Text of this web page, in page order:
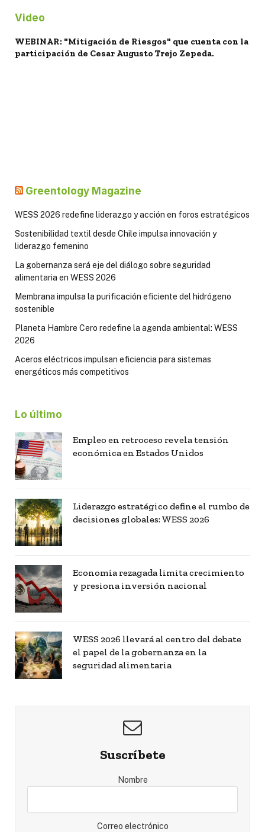
Video
WEBINAR: "Mitigación de Riesgos" que cuenta con la
participación de Cesar Augusto Trejo Zepeda.
Greentology Magazine
WESS 2026 redefine liderazgo y acción en foros estratégicos
Sostenibilidad textil desde Chile impulsa innovación y
liderazgo femenino
La gobernanza será eje del diálogo sobre seguridad
alimentaria en WESS 2026
Membrana impulsa la purificación eficiente del hidrógeno
sostenible
Planeta Hambre Cero redefine la agenda ambiental: WESS
2026
Aceros eléctricos impulsan eficiencia para sistemas
energéticos más competitivos
Lo último
Empleo en retroceso revela tensión
económica en Estados Unidos
Liderazgo estratégico define el rumbo de
decisiones globales: WESS 2026
Economía rezagada limita crecimiento
y presiona inversión nacional
WESS 2026 llevará al centro del debate
el papel de la gobernanza en la
seguridad alimentaria
Suscríbete
Nombre
Correo electrónico